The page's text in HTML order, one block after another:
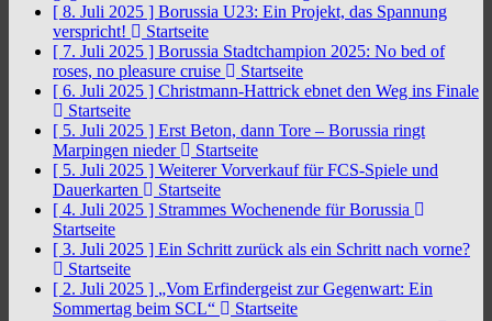
[ 8. Juli 2025 ] Borussia U23: Ein Projekt, das Spannung
verspricht!
Startseite
[ 7. Juli 2025 ] Borussia Stadtchampion 2025: No bed of
roses, no pleasure cruise
Startseite
[ 6. Juli 2025 ] Christmann-Hattrick ebnet den Weg ins Finale
Startseite
[ 5. Juli 2025 ] Erst Beton, dann Tore – Borussia ringt
Marpingen nieder
Startseite
[ 5. Juli 2025 ] Weiterer Vorverkauf für FCS-Spiele und
Dauerkarten
Startseite
[ 4. Juli 2025 ] Strammes Wochenende für Borussia
Startseite
[ 3. Juli 2025 ] Ein Schritt zurück als ein Schritt nach vorne?
Startseite
[ 2. Juli 2025 ] „Vom Erfindergeist zur Gegenwart: Ein
Sommertag beim SCL“
Startseite